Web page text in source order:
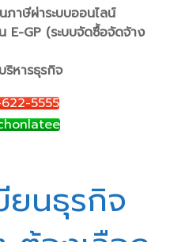
ภาษีผ่าระบบออนไลน์
E-GP (ระบบจัดซื้อจัดจ้าง
หารธุรกิจ
5555
ยนธุรกิจ